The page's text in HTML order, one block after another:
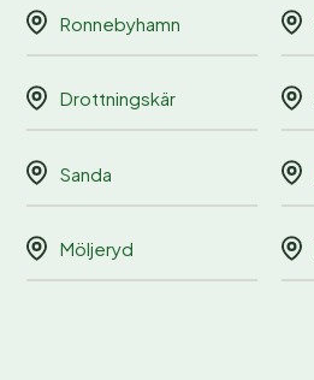
Ronnebyhamn
Drottningskär
Sanda
Möljeryd